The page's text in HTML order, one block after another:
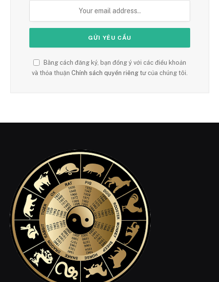
Bằng cách đăng ký, bạn đồng ý với các điều khoản
và thỏa thuận Chính sách quyền riêng tư của chúng tôi.